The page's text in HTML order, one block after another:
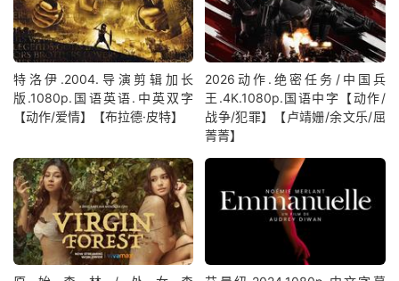
特洛伊.2004.导演剪辑加长
版.1080p.国语英语.中英双字
【动作/爱情】【布拉德·皮特】
2026动作.绝密任务/中国兵
王.4K.1080p.国语中字【动作/
战争/犯罪】【卢靖姗/余文乐/屈
菁菁】